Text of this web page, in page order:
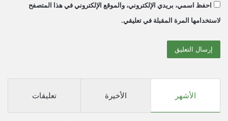
احفظ اسمي، بريدي الإلكتروني، والموقع الإلكتروني في هذا المتصفح
لاستخدامها المرة المقبلة في تعليقي.
الأشهر الأخيرة تعليقات